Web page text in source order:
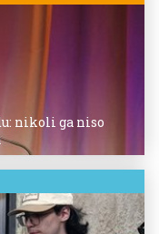
nikoli ga niso